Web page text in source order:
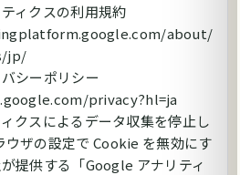
ィクスの利用規約
about/
jp/
シーポリシー
privacy?hl=ja
クスによるデータ収集を停止し
ウザの設定で Cookie を無効にす
提供する「Google アナリティ